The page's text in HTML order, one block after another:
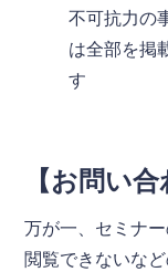
不可抗力の
は全部を掲
す
【お問い
万が一、セミナ
閲覧できないな